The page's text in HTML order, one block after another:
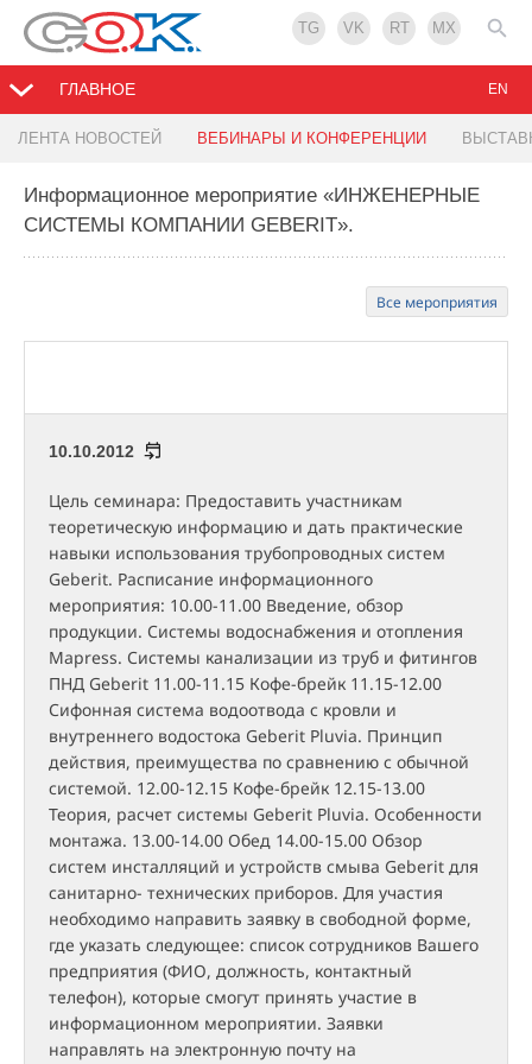
TG VK RT MX
ГЛАВНОЕ
ЛЕНТА НОВОСТЕЙ ВЕБИНАРЫ И КОНФЕРЕНЦИИ
EN
Информационное мероприятие «ИНЖЕНЕРНЫЕ
СИСТЕМЫ КОМПАНИИ GEBERIT».
Все мероприятия
10.10.2012
Цель семинара: Предоставить участникам
теоретическую информацию и дать практические
навыки использования трубопроводных систем
Geberit. Расписание информационного
мероприятия: 10.00-11.00 Введение, обзор
продукции. Системы водоснабжения и отопления
Mapress. Системы канализации из труб и фитингов
ПНД Geberit 11.00-11.15 Кофе-брейк 11.15-12.00
Сифонная система водоотвода с кровли и
внутреннего водостока Geberit Pluvia. Принцип
действия, преимущества по сравнению с обычной
системой. 12.00-12.15 Кофе-брейк 12.15-13.00
Теория, расчет системы Geberit Pluvia. Особенности
монтажа. 13.00-14.00 Обед 14.00-15.00 Обзор
систем инсталляций и устройств смыва Geberit для
санитарно- технических приборов. Для участия
необходимо направить заявку в свободной форме,
где указать следующее: список сотрудников Вашего
предприятия (ФИО, должность, контактный
телефон), которые смогут принять участие в
информационном мероприятии. Заявки
направлять на электронную почту на